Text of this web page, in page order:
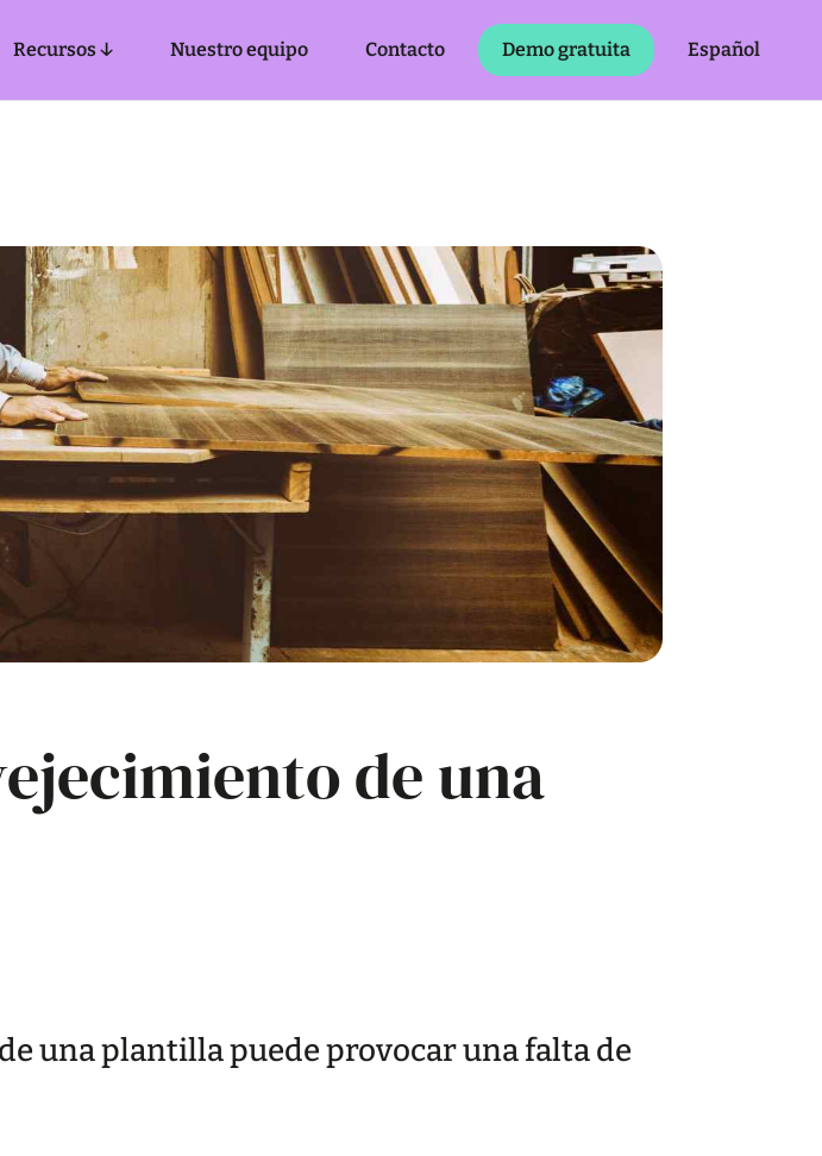
Recursos ↓ Nuestro equipo Contacto Demo gratuita Español
de una
una plantilla puede provocar una falta de